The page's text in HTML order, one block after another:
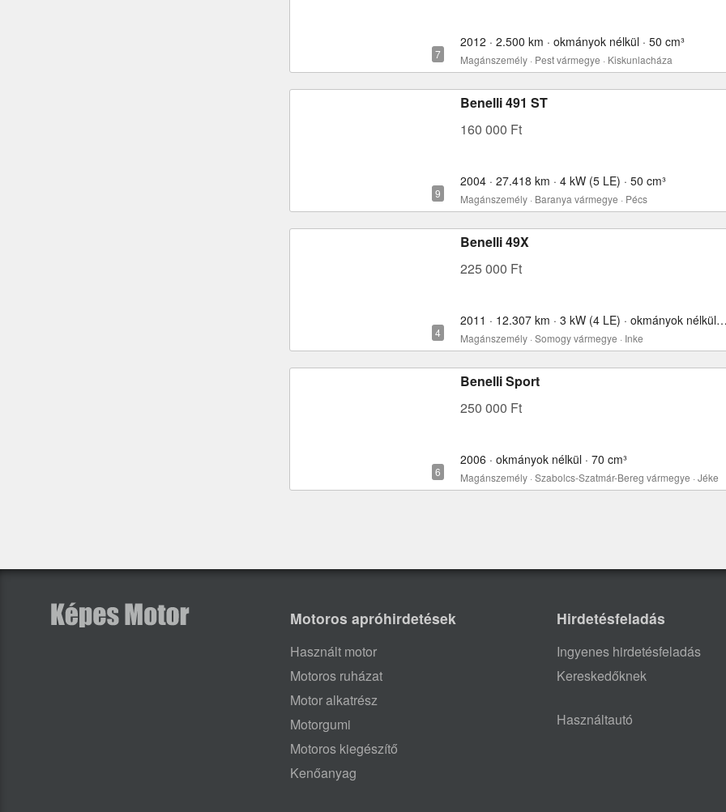
2012 · 2.500 km · okmányok nélkül · 50 cm³
Magánszemély · Pest vármegye · Kiskunlacháza
Benelli 491 ST
160 000 Ft
2004 · 27.418 km · 4 kW (5 LE) · 50 cm³
Magánszemély · Baranya vármegye · Pécs
Benelli 49X
225 000 Ft
2011 · 12.307 km · 3 kW (4 LE) · okmányok nélkül · 50 cm³
Magánszemély · Somogy vármegye · Inke
Benelli Sport
250 000 Ft
2006 · okmányok nélkül · 70 cm³
Magánszemély · Szabolcs-Szatmár-Bereg vármegye · Jéke
Motoros apróhirdetések
Használt motor
Motoros ruházat
Motor alkatrész
Motorgumi
Motoros kiegészítő
Kenőanyag
Hirdetésfeladás
Ingyenes hirdetésfeladás
Kereskedőknek
Használtautó